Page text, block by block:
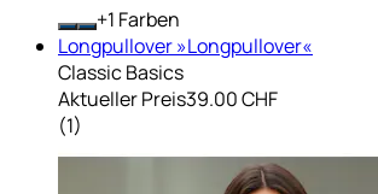
+ Farben
Longpullover »Longpullover«
Classic Basics
Aktueller Preis39.00 CHF
(1)